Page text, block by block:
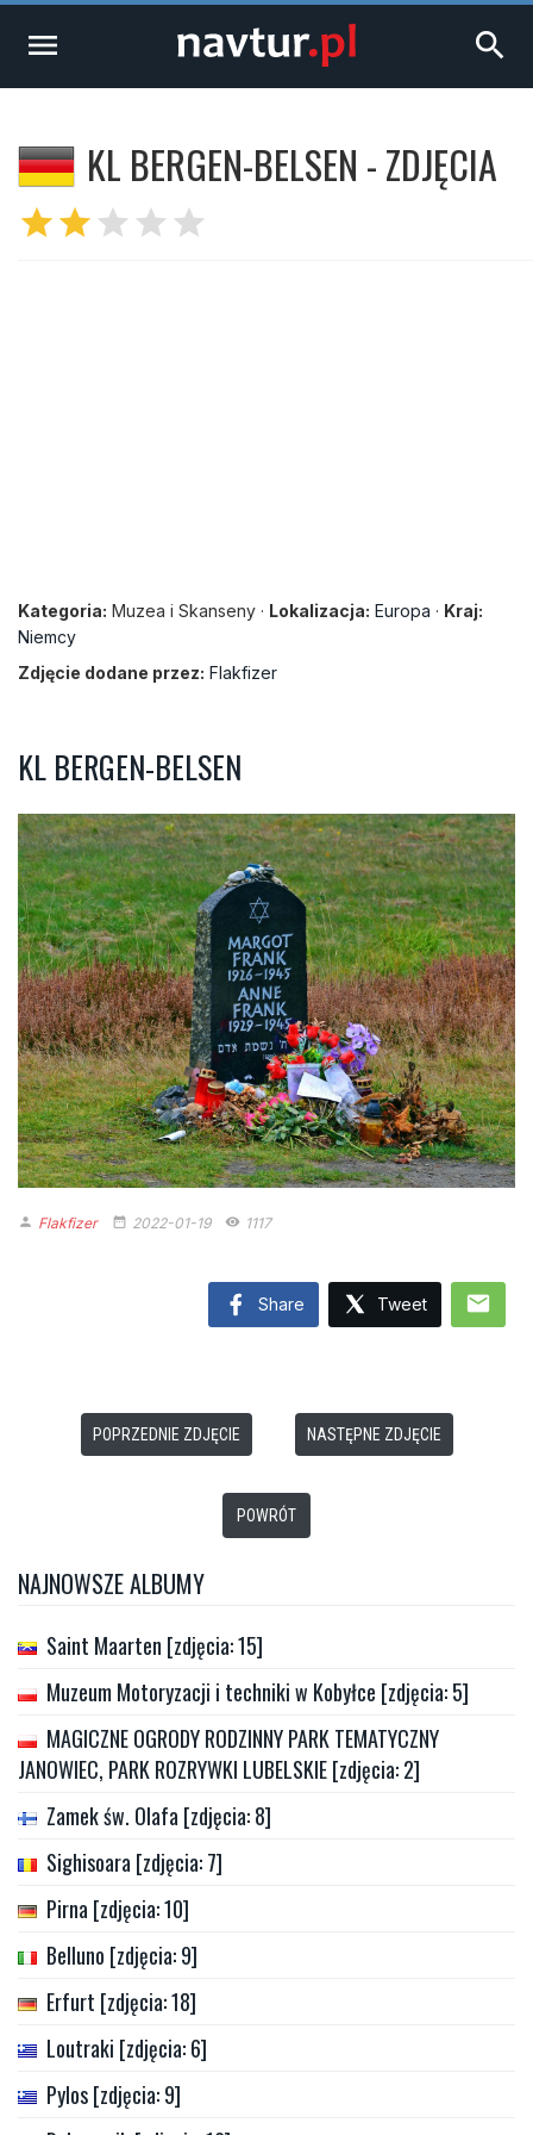
menu search
KL BERGEN-BELSEN - ZDJĘCIA
starstar star star star
Kategoria: Muzea i Skanseny · Lokalizacja: Europa · Kraj:
Niemcy
Zdjęcie dodane przez: Flakfizer
KL BERGEN-BELSEN
person Flakfizer date_range 2022-01-19 remove_red_eye 1117
Share Tweet mail
POPRZEDNIE ZDJĘCIE NASTĘPNE ZDJĘCIE
POWRÓT
NAJNOWSZE ALBUMY
Saint Maarten [zdjęcia: 15]
Muzeum Motoryzacji i techniki w Kobyłce [zdjęcia: 5]
MAGICZNE OGRODY RODZINNY PARK TEMATYCZNY
JANOWIEC, PARK ROZRYWKI LUBELSKIE [zdjęcia: 2]
Zamek św. Olafa [zdjęcia: 8]
Sighisoara [zdjęcia: 7]
Pirna [zdjęcia: 10]
Belluno [zdjęcia: 9]
Erfurt [zdjęcia: 18]
Loutraki [zdjęcia: 6]
Pylos [zdjęcia: 9]